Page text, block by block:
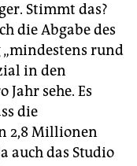
Stimmt das?
die Abgabe des
rund
in den
Jahr sehe. Es
die
2,8 Millio­nen
auch das Studio